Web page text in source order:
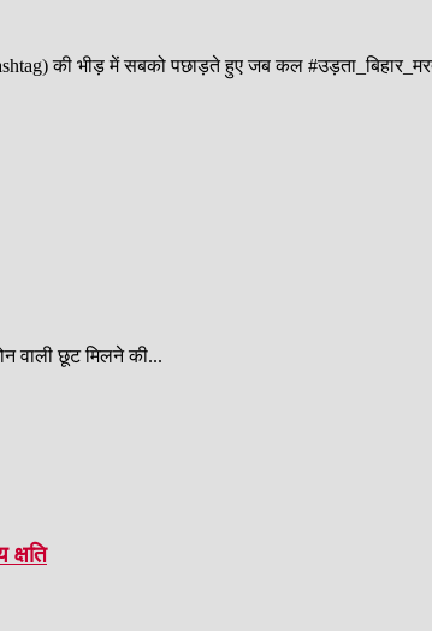
की भीड़ में सबको पछाड़ते हुए जब कल
वाली छूट मिलने की...